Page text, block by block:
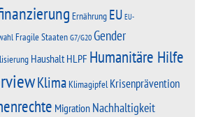
Ernährung EU EU-
Fragile StaatenG7/G20Gender
HaushaltHLPF Humanitäre Hilfe
KlimaKlimagipfel Krisenprävention
Migration Nachhaltigkeit